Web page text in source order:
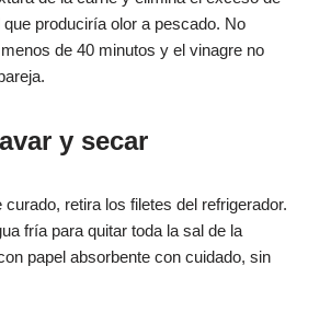
produciría olor a pescado. No
de 40 minutos y el vinagre no
y secar
retira los filetes del refrigerador.
fría para quitar toda la sal de la
papel absorbente con cuidado, sin